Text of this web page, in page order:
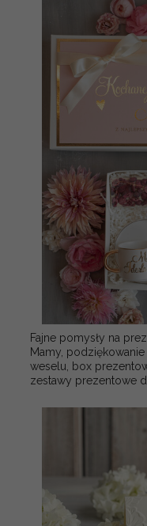
Fajne pomysły na
Mamy,
weselu, box
zestawy prezentowe